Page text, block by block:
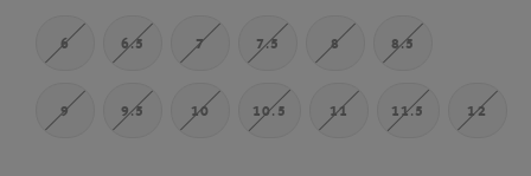
6 6.5 7 7.5 8 8.5
9 9.5 10 10.5 11 11.5 12